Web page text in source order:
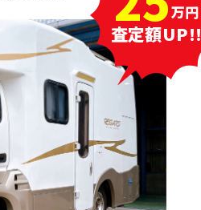
万円
査定額UP!!